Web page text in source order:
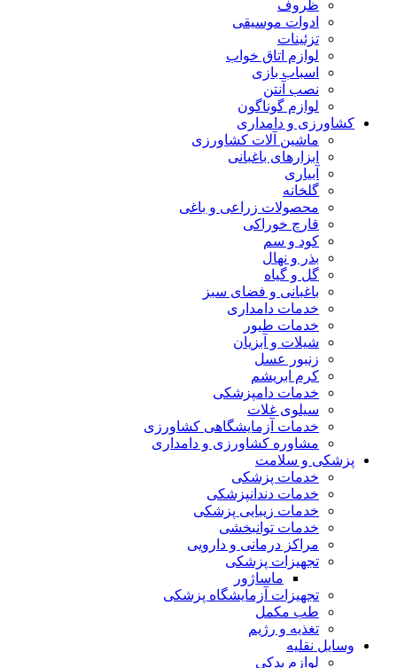
ظروف
ادوات موسیقی
تزئینات
لوازم اتاق خواب
اسباب بازی
نصب آنتن
لوازم گوناگون
کشاورزی و دامداری
ماشین آلات کشاورزی
ابزارهای باغبانی
آبیاری
گلخانه
محصولات زراعی و باغی
قارچ خوراکی
کود و سم
بذر و نهال
گل و گیاه
باغبانی و فضای سبز
خدمات دامداری
خدمات طیور
شیلات و آبزیان
زنبور عسل
کرم ابریشم
خدمات دامپزشکی
سیلوی غلات
خدمات آزمایشگاهی کشاورزی
مشاوره کشاورزی و دامداری
پزشکی و سلامت
خدمات پزشکی
خدمات دندانپزشکی
خدمات زیبایی پزشکی
خدمات توانبخشی
مراکز درمانی و دارویی
تجهیزات پزشکی
ماساژور
تجهیزات آزمایشگاه پزشکی
طب مکمل
تغذیه و رژیم
وسایل نقلیه
لوازم یدکی